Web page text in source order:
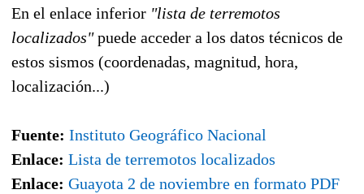
En el enlace inferior "lista de terremotos
localizados"puede acceder a los datos técnicos de
estos sismos (coordenadas, magnitud, hora,
localización...)
Fuente: Instituto Geográfico Nacional
Enlace: Lista de terremotos localizados
Enlace: Guayota 2 de noviembre en formato PDF